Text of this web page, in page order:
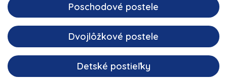
Poschodové postele
Dvojlôžkové postele
Detské postieľky